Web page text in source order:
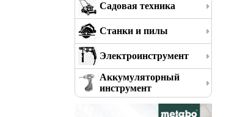
Садовая техника
Станки и пилы
Электроинструмент
Аккумуляторный
инструмент